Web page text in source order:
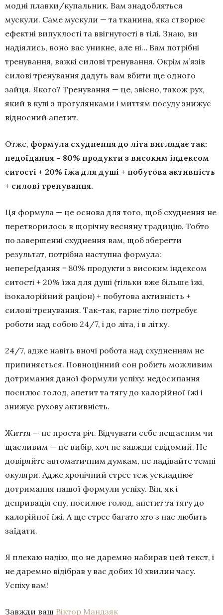
модні плавки/купальник. Вам знадобляться
мускули. Саме мускули — та тканина, яка створює
ефектні випуклості та ввігнутості в тілі. Знаю, ви
надіялись, воно вас уникне, але ні… Вам потрібні
тренування, важкі силові тренування. Окрім м’язів
силові тренування дадуть вам вбити ще одного
зайця. Якого? Тренування — це, звісно, також рух,
який в купі з прогулянками і миттям посуду знижує
відносний апетит.
Отже, формула схуднення до літа виглядає так:
недоїдання = 80% продукти з високим індексом
ситості + 20% їжа для душі + побутова активність
+ силові тренування.
Ця формула — це основа для того, щоб схуднення не
перетворилось в щорічну весняну традицію. Тобто
по завершенні схуднення вам, щоб зберегти
результат, потрібна наступна формула:
непереїдання = 80% продукти з високим індексом
ситості + 20% їжа для душі (тільки вже більше їжі,
ізокалорійний раціон) + побутова активність +
силові тренування. Так-так, гарне тіло потребує
роботи над собою 24/7, і до літа, і в літку.
24/7, адже навіть вночі робота над схудненням не
припиняється. Повноцінний сон робить можливим
дотримання даної формули успіху: недосипання
посилює голод, апетит та тягу до калорійної їжі і
знижує рухову активність.
Життя — не проста річ. Відчувати себе нещасним чи
щасливим — це вибір, хоч не завжди свідомий. Не
довіряйте автоматичним думкам, не надівайте темні
окуляри. Адже хронічний стрес теж ускладнює
дотримання нашої формули успіху. Він, як і
депривація сну, посилює голод, апетит та тягу до
калорійної їжі. А ще стрес багато хто з нас любить
заїдати.
Я плекаю надію, що не даремно набирав цей текст, і
не даремно відібрав у вас добих 10 хвилин часу.
Успіху вам!
Завжди ваш Віктор Мандзяк